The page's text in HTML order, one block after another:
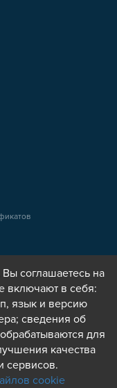
соглашаетесь на
включают в себя:
язык и версию
сведения об
для
качества
сервисов.
cookie